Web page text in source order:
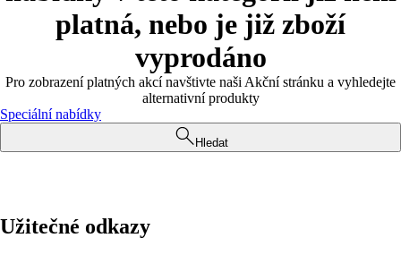
platná, nebo je již zboží
vyprodáno
Pro zobrazení platných akcí navštivte naši Akční stránku a vyhledejte
alternativní produkty
Speciální nabídky
Hledat
Užitečné odkazy